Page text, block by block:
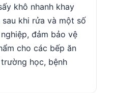
khô nhanh khay
khi rửa và một số
đảm bảo vệ
cho các bếp ăn
học, bệnh